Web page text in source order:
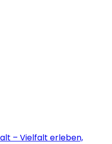
– Vielfalt erleben,